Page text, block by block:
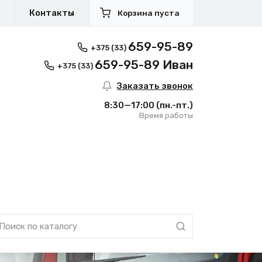
Контакты Корзина пуста
+375 (33) 659-95-89
+375 (33) 659-95-89 Иван
Заказать звонок
8:30—17:00 (пн.-пт.)
Время работы